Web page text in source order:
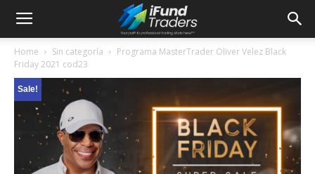
Home Sin categoría
Programa MasterTrader Oliver Velez Black
Friday 2021 cod23
Sale!